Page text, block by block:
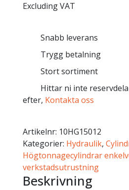
Excluding VAT
Snabb leverans
Trygg betalning
Stort sortiment
Hittar ni inte
efter, Kontakta oss
Artikelnr: 10HG15012
Kategorier: Hydraulik,
Högtonnagecylindrar
verkstadsutrustning
Beskrivning